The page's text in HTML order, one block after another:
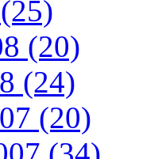
(20)
(24)
(20)